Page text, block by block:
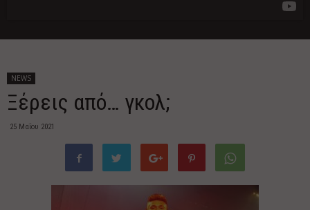
NEWS
Ξέρεις από… γκολ;
25 Μαΐου 2021